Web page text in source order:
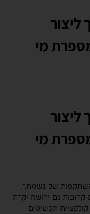
מי
מי
של נשמתך,
קרובות גם ירושה יקרת
תכשיטים